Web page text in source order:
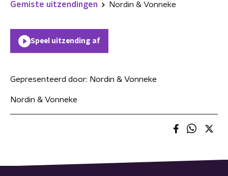
Gemiste uitzendingen Nordin & Vonneke
Speel uitzending af
Gepresenteerd door: Nordin & Vonneke
Nordin & Vonneke